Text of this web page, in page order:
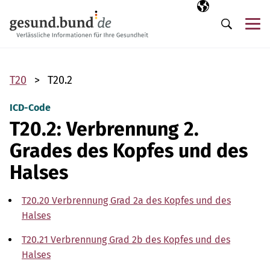
Ausgewählte
DE
Suche
T20 T20.2
ICD-Code
T20.2: Verbrennung 2.
Grades des Kopfes und des
Halses
T20.20 Verbrennung Grad 2a des Kopfes und des
Halses
T20.21 Verbrennung Grad 2b des Kopfes und des
Halses